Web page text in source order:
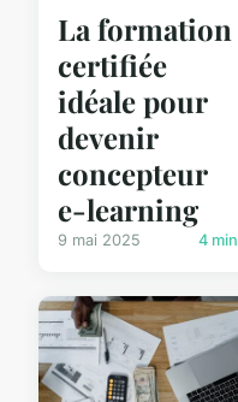
La formation
certifiée
idéale pour
devenir
concepteur
e-learning
9 mai 2025 4 min